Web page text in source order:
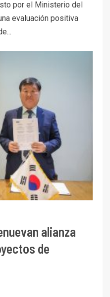
por el Ministerio del
evaluación positiva
alianza
de